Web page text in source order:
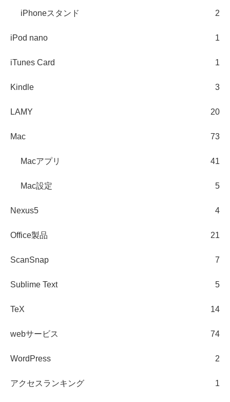
iPhoneスタンド 2
iPod nano 1
iTunes Card 1
Kindle 3
LAMY 20
Mac 73
Macアプリ 41
Mac設定 5
Nexus5 4
Office製品 21
ScanSnap 7
Sublime Text 5
TeX 14
webサービス 74
WordPress 2
アクセスランキング 1